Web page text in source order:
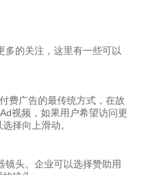
多的关注，这里有一些可以
费广告的最传统方式，在故
视频，如果用户希望访问更
择向上滑动。
镜头。企业可以选择赞助用